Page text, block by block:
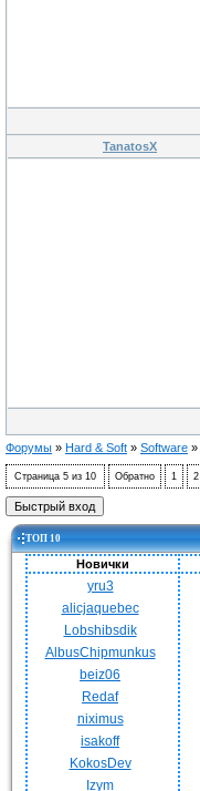
TanatosX
Форумы » Hard & Soft » Software »
Страница 5 из 10 Обратно 1 2
ТОП 10
Новички
yru3
alicjaquebec
Lobshibsdik
AlbusChipmunkus
beiz06
Redaf
niximus
isakoff
KokosDev
Izym